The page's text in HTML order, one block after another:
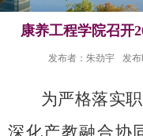
康养工程学院召开
发布者：朱劲宇 发
为严格落实
深化产教融合协